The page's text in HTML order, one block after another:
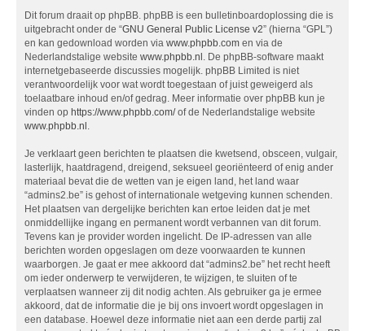
Dit forum draait op phpBB. phpBB is een bulletinboardoplossing die is
uitgebracht onder de “GNU General Public License v2” (hierna “GPL”)
en kan gedownload worden via www.phpbb.com en via de
Nederlandstalige website www.phpbb.nl. De phpBB-software maakt
internetgebaseerde discussies mogelijk. phpBB Limited is niet
verantwoordelijk voor wat wordt toegestaan of juist geweigerd als
toelaatbare inhoud en/of gedrag. Meer informatie over phpBB kun je
vinden op https://www.phpbb.com/of de Nederlandstalige website
www.phpbb.nl.
Je verklaart geen berichten te plaatsen die kwetsend, obsceen, vulgair,
lasterlijk, haatdragend, dreigend, seksueel georiënteerd of enig ander
materiaal bevat die de wetten van je eigen land, het land waar
“admins2.be” is gehost of internationale wetgeving kunnen schenden.
Het plaatsen van dergelijke berichten kan ertoe leiden dat je met
onmiddellijke ingang en permanent wordt verbannen van dit forum.
Tevens kan je provider worden ingelicht. De IP-adressen van alle
berichten worden opgeslagen om deze voorwaarden te kunnen
waarborgen. Je gaat er mee akkoord dat “admins2.be” het recht heeft
om ieder onderwerp te verwijderen, te wijzigen, te sluiten of te
verplaatsen wanneer zij dit nodig achten. Als gebruiker ga je ermee
akkoord, dat de informatie die je bij ons invoert wordt opgeslagen in
een database. Hoewel deze informatie niet aan een derde partij zal